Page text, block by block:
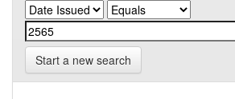
Start a new search